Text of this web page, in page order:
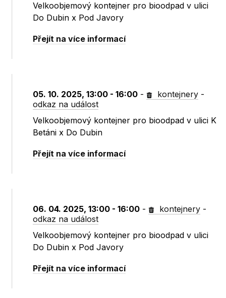
Velkoobjemový kontejner pro bioodpad v ulici
Do Dubin x Pod Javory
Přejít na více informací
05. 10. 2025, 13:00 - 16:00 - kontejnery -
odkaz na událost
Velkoobjemový kontejner pro bioodpad v ulici K
Betáni x Do Dubin
Přejít na více informací
06. 04. 2025, 13:00 - 16:00 - kontejnery -
odkaz na událost
Velkoobjemový kontejner pro bioodpad v ulici
Do Dubin x Pod Javory
Přejít na více informací